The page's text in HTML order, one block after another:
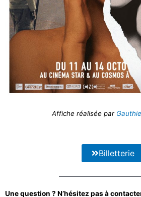
Affiche réalisée par
Billetterie
Une question ? N’hésitez pas à